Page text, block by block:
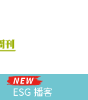
ESG 播客